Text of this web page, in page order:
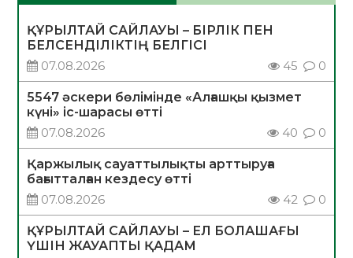
ҚҰРЫЛТАЙ САЙЛАУЫ – БІРЛІК ПЕН
БЕЛСЕНДІЛІКТІҢ БЕЛГІСІ
07.08.2026
45 0
5547 әскери бөлімінде «Алғашқы қызмет
күні» іс-шарасы өтті
07.08.2026
40 0
Қаржылық сауаттылықты арттыруға
бағытталған кездесу өтті
07.08.2026
42 0
ҚҰРЫЛТАЙ САЙЛАУЫ – ЕЛ БОЛАШАҒЫ
ҮШІН ЖАУАПТЫ ҚАДАМ